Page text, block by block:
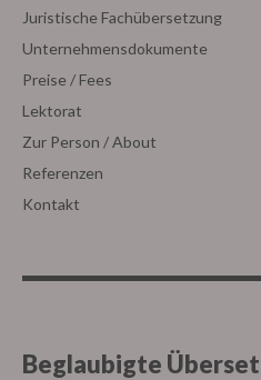
Juristische Fachübersetzung
Unternehmensdokumente
Preise / Fees
Lektorat
Zur Person / About
Referenzen
Kontakt
Beglaubigte